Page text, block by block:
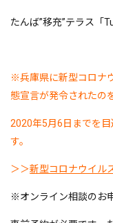
たんば”移充”テラス「
※兵庫県に新型コロナ
態宣言が発令されたの
2020年5月6日までを
す。
＞＞新型コロナウイル
※オンライン相談のお